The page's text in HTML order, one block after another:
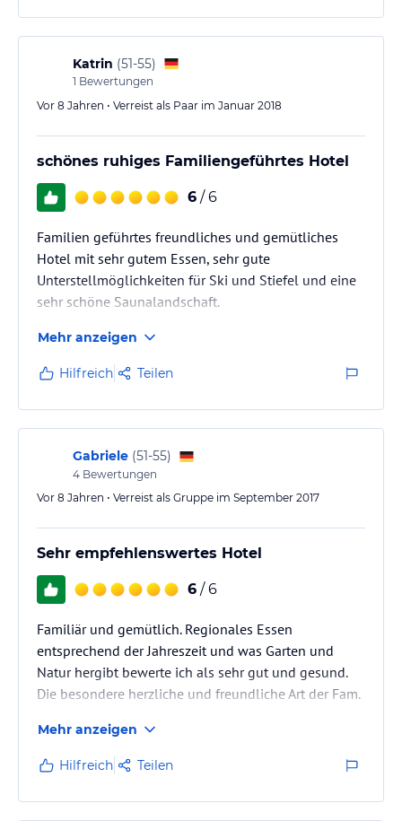
Familie Daniel Altermann
Katrin (51-55)
1 Bewertungen
Vor 8 Jahren • Verreist als Paar im Januar 2018
schönes ruhiges Familiengeführtes Hotel
6 / 6
Familien geführtes freundliches und gemütliches
Hotel mit sehr gutem Essen, sehr gute
Unterstellmöglichkeiten für Ski und Stiefel und eine
sehr schöne Saunalandschaft.
Mehr anzeigen
Hilfreich Teilen
Gabriele (51-55)
4 Bewertungen
Vor 8 Jahren • Verreist als Gruppe im September 2017
Sehr empfehlenswertes Hotel
6 / 6
Familiär und gemütlich. Regionales Essen
entsprechend der Jahreszeit und was Garten und
Natur hergibt bewerte ich als sehr gut und gesund.
Die besondere herzliche und freundliche Art der Fam.
Mehr anzeigen
Hilfreich Teilen